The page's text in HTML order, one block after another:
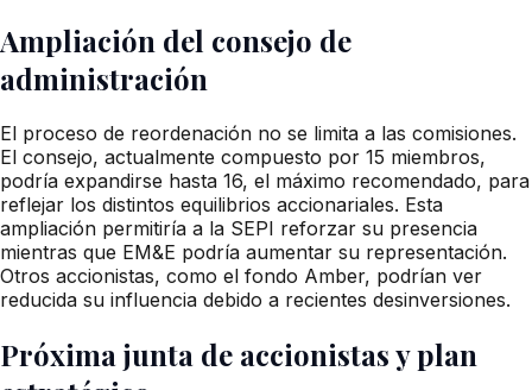
Ampliación del consejo de
administración
El proceso de reordenación no se limita a las comisiones.
El consejo, actualmente compuesto por 15 miembros,
podría expandirse hasta 16, el máximo recomendado, para
reflejar los distintos equilibrios accionariales. Esta
ampliación permitiría a la SEPI reforzar su presencia
mientras que EM&E podría aumentar su representación.
Otros accionistas, como el fondo Amber, podrían ver
reducida su influencia debido a recientes desinversiones.
Próxima junta de accionistas y plan